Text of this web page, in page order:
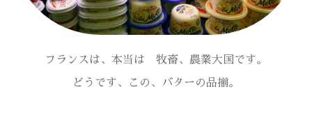
フランスは、本当は 牧畜、農業大国です。
どうです、この、バターの品揃。